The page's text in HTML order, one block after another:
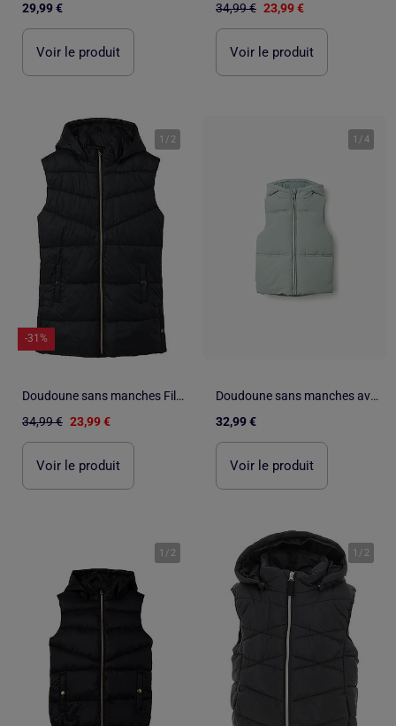
29,99 €
Voir le produit
34,99 € 23,99 €
Voir le produit
1 / 2
-31%
Doudoune sans manches Fille Name it
34,99 € 23,99 €
Voir le produit
1 /4
Doudoune sans manches avec capuche et doublure en polaire
32,99 €
Voir le produit
1 / 2 1 / 2